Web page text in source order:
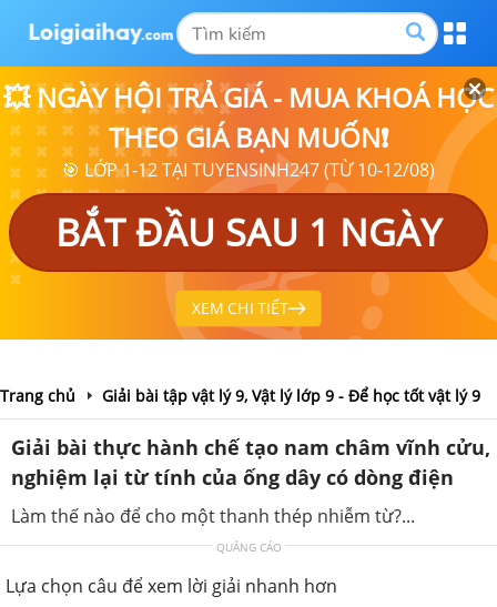
💥 NGÀY HỘI TRẢ GIÁ - MUA KHOÁ HỌC
THEO GIÁ BẠN MUỐN❗
🎯 LỚP 1-12 TẠI TUYENSINH247 (TỪ 10-12/08)
BẮT ĐẦU SAU 1 NGÀY
XEM CHI TIẾT
Trang chủ Giải bài tập vật lý 9, Vật lý lớp 9 - Để học tốt vật lý 9
Giải bài thực hành chế tạo nam châm vĩnh cửu,
nghiệm lại từ tính của ống dây có dòng điện
Làm thế nào để cho một thanh thép nhiễm từ?...
QUẢNG CÁO
Lựa chọn câu để xem lời giải nhanh hơn